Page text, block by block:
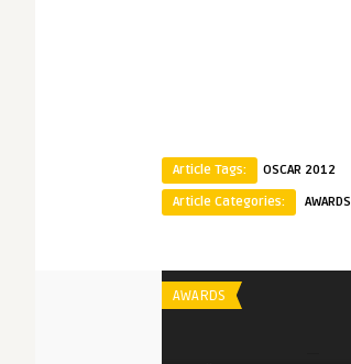
Article Tags:
OSCAR 2012
Article Categories:
AWARDS
AWARDS